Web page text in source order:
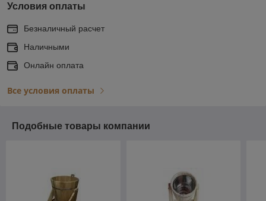
Условия оплаты
Безналичный расчет
Наличными
Онлайн оплата
Все условия оплаты
Подобные товары компании